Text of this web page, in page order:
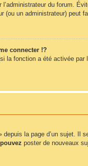
du forum.
un administrateur) peut
connecter !?
fonction a été activée
la page d’un sujet.
pouvez poster de nouveaux